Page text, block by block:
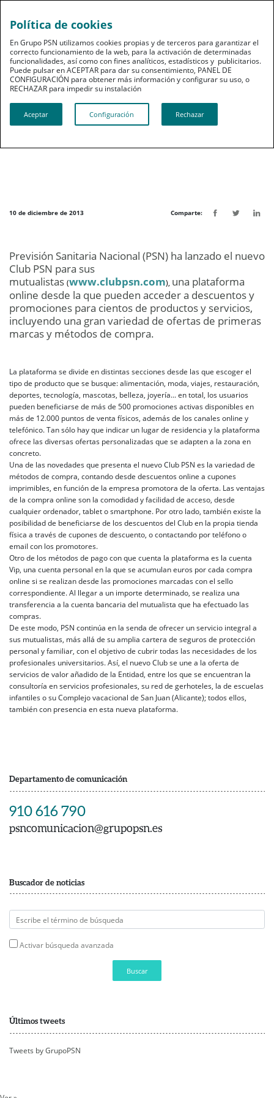
Noticias destacadas
PSN lanza su nuevo Club del mutualista
10 de diciembre de 2013 Comparte:
Previsión Sanitaria Nacional (PSN) ha lanzado el nuevo
Club PSN para sus
mutualistas (www.clubpsn.com), una plataforma
online desde la que pueden acceder a descuentos y
promociones para cientos de productos y servicios,
incluyendo una gran variedad de ofertas de primeras
marcas y métodos de compra.
La plataforma se divide en distintas secciones desde las que escoger el
tipo de producto que se busque: alimentación, moda, viajes, restauración,
deportes, tecnología, mascotas, belleza, joyería... en total, los usuarios
pueden beneficiarse de más de 500 promociones activas disponibles en
más de 12.000 puntos de venta físicos, además de los canales online y
telefónico. Tan sólo hay que indicar un lugar de residencia y la plataforma
ofrece las diversas ofertas personalizadas que se adapten a la zona en
concreto.
Una de las novedades que presenta el nuevo Club PSN es la variedad de
métodos de compra, contando desde descuentos online a cupones
imprimibles, en función de la empresa promotora de la oferta. Las ventajas
de la compra online son la comodidad y facilidad de acceso, desde
cualquier ordenador, tablet o smartphone. Por otro lado, también existe la
posibilidad de beneficiarse de los descuentos del Club en la propia tienda
física a través de cupones de descuento, o contactando por teléfono o
email con los promotores.
Otro de los métodos de pago con que cuenta la plataforma es la cuenta
Vip, una cuenta personal en la que se acumulan euros por cada compra
online si se realizan desde las promociones marcadas con el sello
correspondiente. Al llegar a un importe determinado, se realiza una
transferencia a la cuenta bancaria del mutualista que ha efectuado las
compras.
De este modo, PSN continúa en la senda de ofrecer un servicio integral a
sus mutualistas, más allá de su amplia cartera de seguros de protección
personal y familiar, con el objetivo de cubrir todas las necesidades de los
profesionales universitarios. Así, el nuevo Club se une a la oferta de
servicios de valor añadido de la Entidad, entre los que se encuentran la
consultoría en servicios profesionales, su red de gerhoteles, la de escuelas
infantiles o su Complejo vacacional de San Juan (Alicante); todos ellos,
también con presencia en esta nueva plataforma.
Departamento de comunicación
910 616 790
psncomunicacion@grupopsn.es
Buscador de noticias
Activar búsqueda avanzada
Buscar
Últimos tweets
Tweets by GrupoPSN
Política de cookies
En Grupo PSN utilizamos cookies propias y de terceros para garantizar el
correcto funcionamiento de la web, para la activación de determinadas
funcionalidades, así como con fines analíticos, estadísticos y publicitarios.
Puede pulsar en ACEPTAR para dar su consentimiento, PANEL DE
CONFIGURACIÓN para obtener más información y configurar su uso, o
RECHAZAR para impedir su instalación​​​​​​​
Aceptar Configuración Rechazar